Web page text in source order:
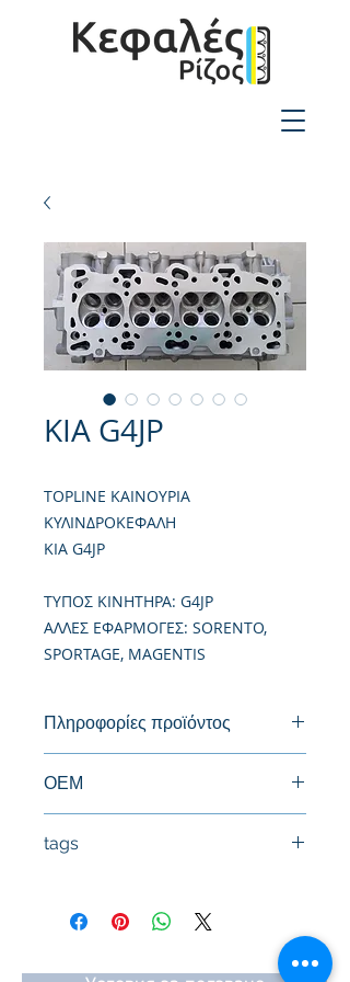
KIA G4JP
TOPLINE ΚΑΙΝΟΥΡΙΑ
ΚΥΛΙΝΔΡΟΚΕΦΑΛΗ
KIA G4JP
TΥΠΟΣ ΚΙΝΗΤΗΡΑ: G4JP
ΑΛΛΕΣ ΕΦΑΡΜΟΓΕΣ: SORENTO,
SPORTAGE, MAGENTIS
Πληροφορίες προϊόντος
ΟΕΜ
tags
#Κυλινδροκεφαλή #Κεφαλάρι
#TPTOPLINE